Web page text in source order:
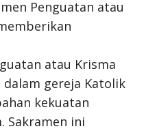
Penguatan atau
atau Krisma
gereja Katolik
kekuatan
Sakramen ini